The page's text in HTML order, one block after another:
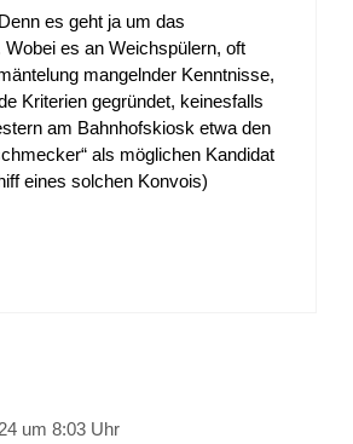
es geht ja um das
Wobei es an Weichspülern, oft
mangelnder Kenntnisse,
Kriterien gegründet, keinesfalls
am Bahnhofskiosk etwa den
als möglichen Kandidat
eines solchen Konvois)
um 8:03 Uhr